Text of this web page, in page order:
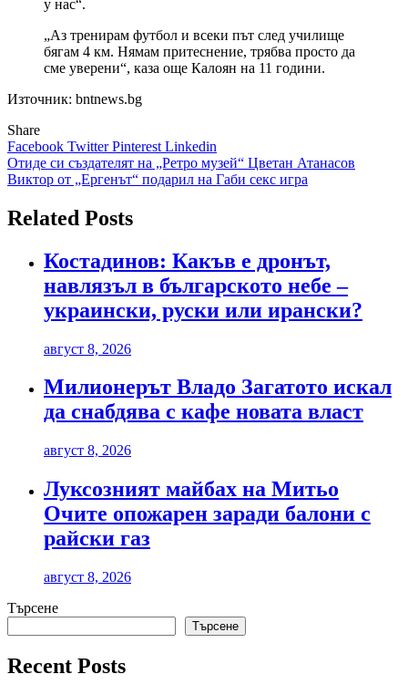
у нас“.
„Аз тренирам футбол и всеки път след училище
бягам 4 км. Нямам притеснение, трябва просто да
сме уверени“, каза още Калоян на 11 години.
Източник: bntnews.bg
Share
Facebook TwitterPinterest Linkedin
Навигация
Отиде си създателят на „Ретро музей“ Цветан Атанасов
Виктор от „Ергенът“ подарил на Габи секс игра
Related Posts
Костадинов: Какъв е дронът,
навлязъл в българското небе –
украински, руски или ирански?
август 8, 2026
Милионерът Владо Загатото искал
да снабдява с кафе новата власт
август 8, 2026
Луксозният майбах на Митьо
Очите опожарен заради балони с
райски газ
август 8, 2026
Търсене
Търсене
Recent Posts